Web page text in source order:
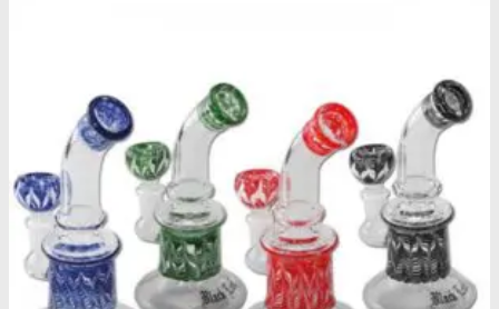
Barney´s Farm
Bulldog Seeds
C
Cali Connection
CBD Botanics
CBD Crew
CBD Seeds